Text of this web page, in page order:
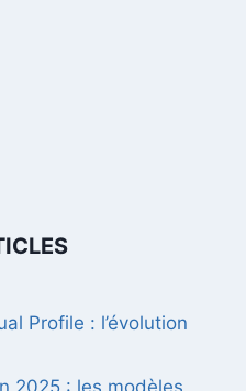
Profile : l’évolution
2025 : les modèles